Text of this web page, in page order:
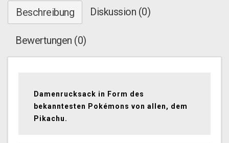
Beschreibung Diskussion (0)
Bewertungen (0)
Damenrucksack in Form des
bekanntesten Pokémons von allen, dem
Pikachu.